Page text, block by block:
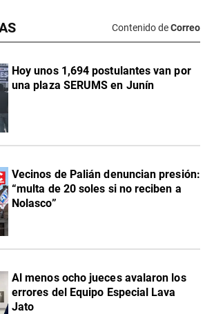
Contenido deCorreo
Hoy unos 1,694 postulantes van por
una plaza SERUMS en Junín
Vecinos de Palián denuncian presión:
“multa de 20 soles si no reciben a
Nolasco”
Al menos ocho jueces avalaron los
errores del Equipo Especial Lava
Jato